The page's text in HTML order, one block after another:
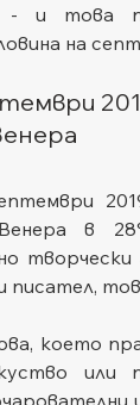
- и това
на
в
писател,
което
или